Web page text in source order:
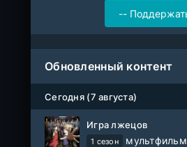
Обновленный контент
Сегодня (7 августа)
Игра лжецов
1 сезон мультфильм